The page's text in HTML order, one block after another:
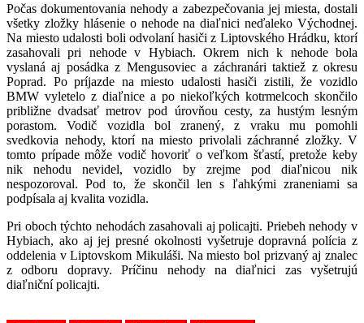
Počas dokumentovania nehody a zabezpečovania jej miesta, dostali
všetky zložky hlásenie o nehode na diaľnici neďaleko Východnej.
Na miesto udalosti boli odvolaní hasiči z Liptovského Hrádku, ktorí
zasahovali pri nehode v Hybiach. Okrem nich k nehode bola
vyslaná aj posádka z Mengusoviec a záchranári taktiež z okresu
Poprad. Po príjazde na miesto udalosti hasiči zistili, že vozidlo
BMW vyletelo z diaľnice a po niekoľkých kotrmelcoch skončilo
približne dvadsať metrov pod úrovňou cesty, za hustým lesným
porastom. Vodič vozidla bol zranený, z vraku mu pomohli
svedkovia nehody, ktorí na miesto privolali záchranné zložky. V
tomto prípade môže vodič hovoriť o veľkom šťastí, pretože keby
nik nehodu nevidel, vozidlo by zrejme pod diaľnicou nik
nespozoroval. Pod to, že skončil len s ľahkými zraneniami sa
podpísala aj kvalita vozidla.
Pri oboch týchto nehodách zasahovali aj policajti. Priebeh nehody v
Hybiach, ako aj jej presné okolnosti vyšetruje dopravná polícia z
oddelenia v Liptovskom Mikuláši. Na miesto bol prizvaný aj znalec
z odboru dopravy. Príčinu nehody na diaľnici zas vyšetrujú
diaľniční policajti.